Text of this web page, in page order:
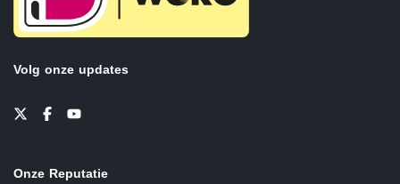
Volg onze updates
Onze Reputatie